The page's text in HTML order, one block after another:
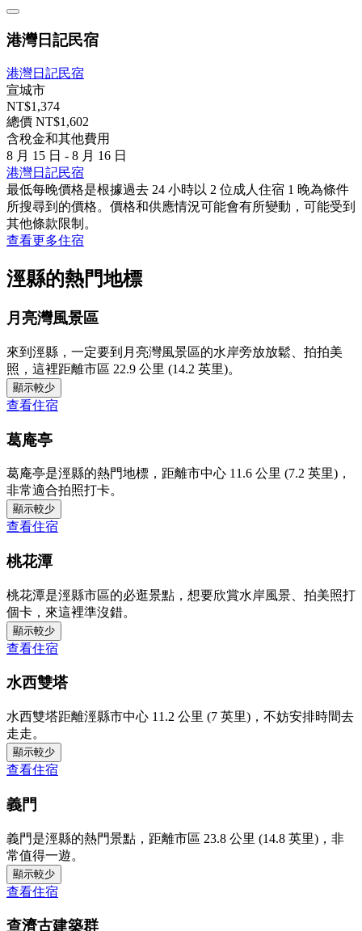
港灣日記民宿
港灣日記民宿
宣城市
NT$1,374
總價 NT$1,602
含稅金和其他費用
8 月 15 日 - 8 月 16 日
港灣日記民宿
最低每晚價格是根據過去 24 小時以 2 位成人住宿 1 晚為條件
所搜尋到的價格。價格和供應情況可能會有所變動，可能受到
其他條款限制。
查看更多住宿
涇縣的熱門地標
月亮灣風景區
來到涇縣，一定要到月亮灣風景區的水岸旁放放鬆、拍拍美
照，這裡距離市區 22.9 公里 (14.2 英里)。
顯示較少
查看住宿
葛庵亭
葛庵亭是涇縣的熱門地標，距離市中心 11.6 公里 (7.2 英里)，
非常適合拍照打卡。
顯示較少
查看住宿
桃花潭
桃花潭是涇縣市區的必逛景點，想要欣賞水岸風景、拍美照打
個卡，來這裡準沒錯。
顯示較少
查看住宿
水西雙塔
水西雙塔距離涇縣市中心 11.2 公里 (7 英里)，不妨安排時間去
走走。
顯示較少
查看住宿
義門
義門是涇縣的熱門景點，距離市區 23.8 公里 (14.8 英里)，非
常值得一遊。
顯示較少
查看住宿
查濟古建築群